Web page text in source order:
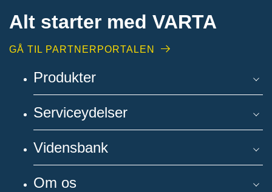
Alt starter med VARTA​
GÅ TIL PARTNERPORTALEN
Produkter
Serviceydelser
Vidensbank
Om os